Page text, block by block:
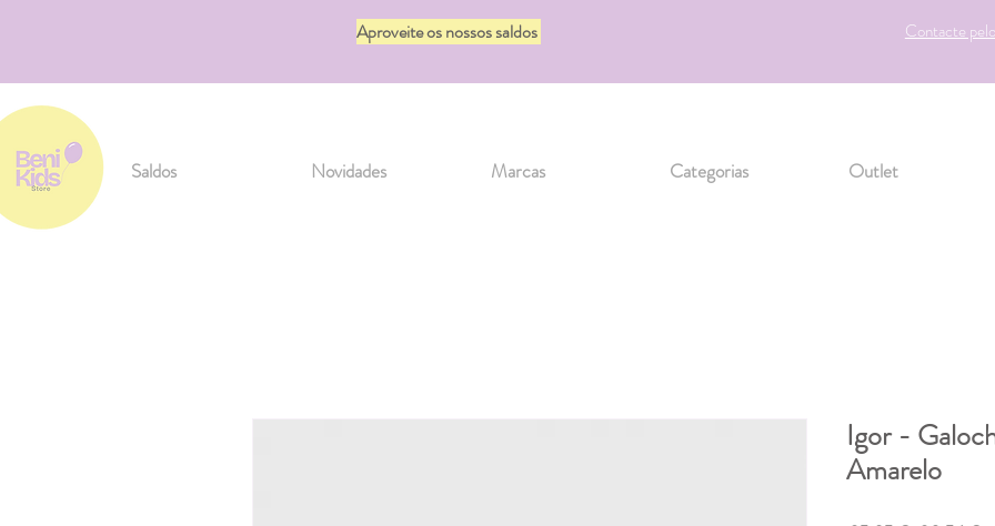
Aproveite os nossos saldos Contacte
Saldos Novidades Marcas Categorias Outlet
Igor -
Amarelo